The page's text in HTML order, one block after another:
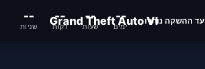
עד ההשקה נותרוGrand Theft Auto VI
--
ימים
--
שעות
--
דקות
--
שניות